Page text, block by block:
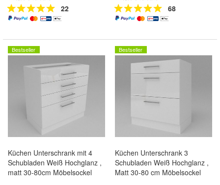
22 68
Bestseller
Küchen Unterschrank mit 4
Schubladen Weiß Hochglanz ,
matt 30-80cm Möbelsockel
Bestseller
Küchen Unterschrank 3
Schubladen Weiß Hochglanz ,
Matt 30-80 cm Möbelsockel